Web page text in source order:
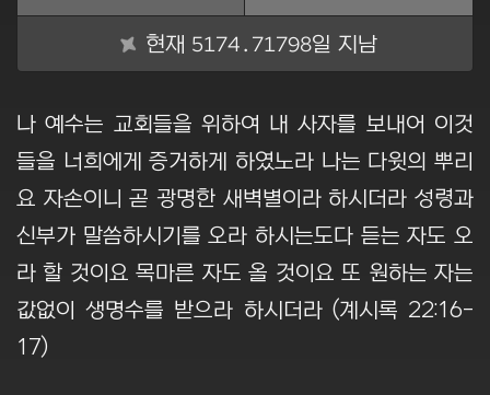
현재 5174.71798일 지남
나 예수는 교회들을 위하여 내 사자를 보내어 이것
들을 너희에게 증거하게 하였노라 나는 다윗의 뿌리
요 자손이니 곧 광명한 새벽별이라 하시더라 성령과
신부가 말씀하시기를 오라 하시는도다 듣는 자도 오
라 할 것이요 목마른 자도 올 것이요 또 원하는 자는
값없이 생명수를 받으라 하시더라 (계시록 22:16-
17)